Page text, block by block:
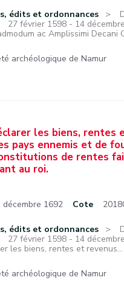
édits et ordonnances
27 février 1598 - 14
ac Amplissimi Decani
archéologique de Namur
les biens, rentes
pays ennemis et de
de rentes
au roi.
décembre 1692 Cote
édits et ordonnances
27 février 1598 - 14
les biens, rentes et revenus...
archéologique de Namur